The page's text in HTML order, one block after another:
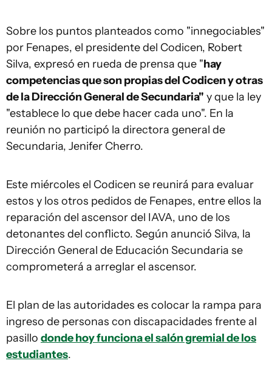
Sobre los puntos planteados como "innegociables"
por Fenapes, el presidente del Codicen, Robert
Silva, expresó en rueda de prensa que "hay
competencias que son propias del Codicen y otras
de la Dirección General de Secundaria" y que la ley
"establece lo que debe hacer cada uno". En la
reunión no participó la directora general de
Secundaria, Jenifer Cherro.
Este miércoles el Codicen se reunirá para evaluar
estos y los otros pedidos de Fenapes, entre ellos la
reparación del ascensor del IAVA, uno de los
detonantes del conflicto. Según anunció Silva, la
Dirección General de Educación Secundaria se
comprometerá a arreglar el ascensor.
El plan de las autoridades es colocar la rampa para
ingreso de personas con discapacidades frente al
pasillo donde hoy funciona el salón gremial de los
estudiantes.